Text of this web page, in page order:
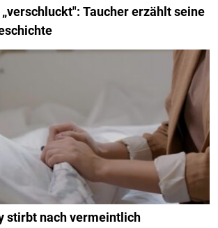
Taucher erzählt seine
stirbt nach vermeintlich